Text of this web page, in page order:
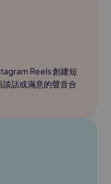
Reels 創建短
談話或滿意的聲音合